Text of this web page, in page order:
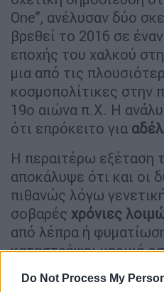
Do Not Process My
One”, ανέλυσαν δύο
βρεθεί το 2016 σε έναν
εποχής του χαλκού
μια από τις
κοσμοπολίτικες στην
19ο αιώνα π.Χ. Η
ότι επρόκειτο για
Η περαιτέρω εξέταση
αποκάλυψε ότι και οι
πιθανώς λόγω
σοβαρές χρόνιες
από λέπρα ή
καταστρέψει μερικά
αδελφός πέθανε λίγο
1550-1450 π.Χ., ενώ ο